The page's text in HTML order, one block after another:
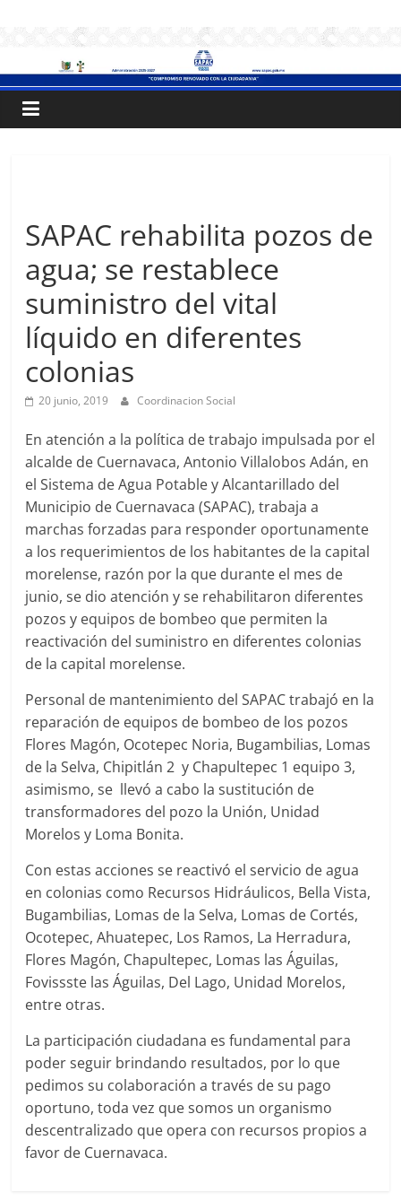
S
A
A
C
:.
Sistema
de
Agua
Alcantarillado
del
Municipio
de
Cuernavaca
SAPAC rehabilita pozos de
agua; se restablece
suministro del vital
líquido en diferentes
colonias
20 junio, 2019 Coordinacion Social
En atención a la política de trabajo impulsada por el
alcalde de Cuernavaca, Antonio Villalobos Adán, en
el Sistema de Agua Potable y Alcantarillado del
Municipio de Cuernavaca (SAPAC), trabaja a
marchas forzadas para responder oportunamente
a los requerimientos de los habitantes de la capital
morelense, razón por la que durante el mes de
junio, se dio atención y se rehabilitaron diferentes
pozos y equipos de bombeo que permiten la
reactivación del suministro en diferentes colonias
de la capital morelense.
Personal de mantenimiento del SAPAC trabajó en la
reparación de equipos de bombeo de los pozos
Flores Magón, Ocotepec Noria, Bugambilias, Lomas
de la Selva, Chipitlán 2 y Chapultepec 1 equipo 3,
asimismo, se llevó a cabo la sustitución de
transformadores del pozo la Unión, Unidad
Morelos y Loma Bonita.
Con estas acciones se reactivó el servicio de agua
en colonias como Recursos Hidráulicos, Bella Vista,
Bugambilias, Lomas de la Selva, Lomas de Cortés,
Ocotepec, Ahuatepec, Los Ramos, La Herradura,
Flores Magón, Chapultepec, Lomas las Águilas,
Fovissste las Águilas, Del Lago, Unidad Morelos,
entre otras.
La participación ciudadana es fundamental para
poder seguir brindando resultados, por lo que
pedimos su colaboración a través de su pago
oportuno, toda vez que somos un organismo
descentralizado que opera con recursos propios a
favor de Cuernavaca.